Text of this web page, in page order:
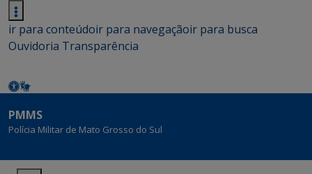
ir para conteúdoir para navegaçãoir para busca
Ouvidoria Transparência
PMMS
Polícia Militar de Mato Grosso do Sul